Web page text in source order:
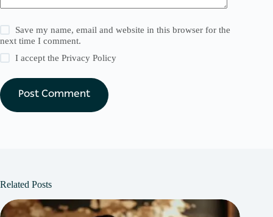
Save my name, email and website in this browser for the
next time I comment.
I accept thePrivacy Policy
Post Comment
Related Posts